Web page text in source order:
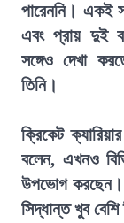
পারেননি। একই
এবং প্রায় দুই
সঙ্গেও দেখা
তিনি।
ক্রিকেট
বলেন, এখনও
উপভোগ করছেন।
সিদ্ধান্ত খুব বেশি